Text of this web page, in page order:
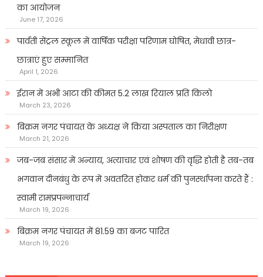
का आयोजन
June 17, 2026
पार्वती सेंट्रल स्कूल में वार्षिक परीक्षा परिणाम घोषित, मेधावी छात्र-
छात्राएं हुए सम्मानित
April 1, 2026
ईरान में अभी आटा की कीमत 5.2 लाख रियाल प्रति किलो
March 23, 2026
बिक्रम नगर पंचायत के अध्यक्ष ने किया अस्पताल का निरीक्षण
March 21, 2026
जब-जब संसार में अन्याय, अत्याचार एवं शोषण की वृद्धि होती है तब-तब
भगवान दीनबंधु के रूप में अवतरित होकर धर्म की पुनर्स्थापना करते हैं :
स्वामी रामप्रपन्नाचार्य
March 19, 2026
बिक्रम नगर पंचायत में 81.59 का बजट पारित
March 19, 2026